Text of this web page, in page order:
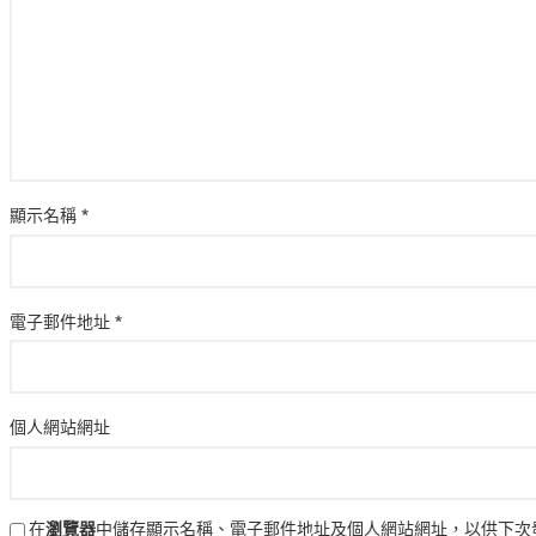
顯示名稱 *
電子郵件地址 *
個人網站網址
在瀏覽器中儲存顯示名稱、電子郵件地址及個人網站網址，以供下次